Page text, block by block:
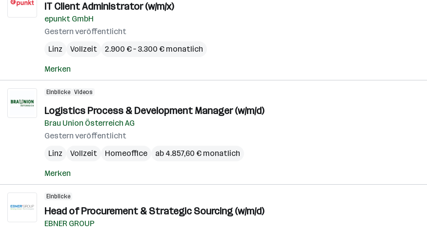
IT Client Administrator (w/m/x)
epunkt GmbH
Gestern veröffentlicht
Linz
Vollzeit 2.900 € – 3.300 € monatlich
Merken
Einblicke Videos
Logistics Process & Development Manager (w/m/d)
Brau Union Österreich AG
Gestern veröffentlicht
Linz
Vollzeit Homeoffice ab 4.857,60 € monatlich
Merken
Einblicke
Head of Procurement & Strategic Sourcing (w/m/d)
EBNER GROUP